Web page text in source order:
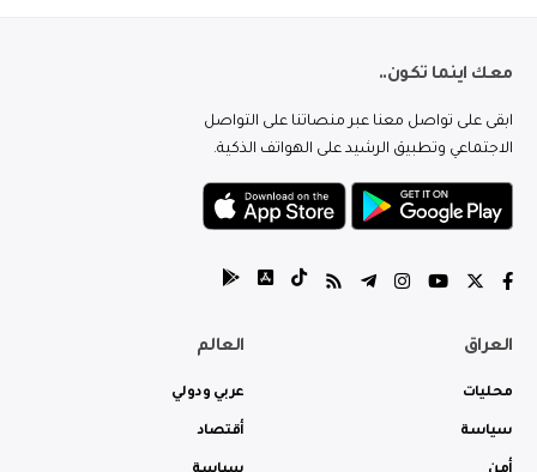
معك اينما تكون..
ابقى على تواصل معنا عبر منصاتنا على التواصل
الاجتماعي وتطبيق الرشيد على الهواتف الذكية.
العراق
محليات
سياسة
العالم
عربي ودولي
أقتصاد